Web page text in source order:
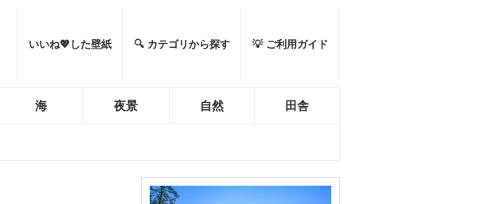
いいね💖した壁紙 🔍 カテゴリから探す 💡 ご利用ガイド
海 夜景 自然 田舎